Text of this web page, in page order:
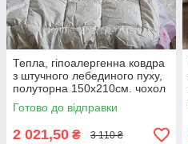
Тепла, гіпоалергенна ковдра
з штучного лебединого пуху,
полуторна 150х210см. чохол
100% бавовна ТМ АРДА
Готово до відправки
2 021,50 ₴ 3 110 ₴